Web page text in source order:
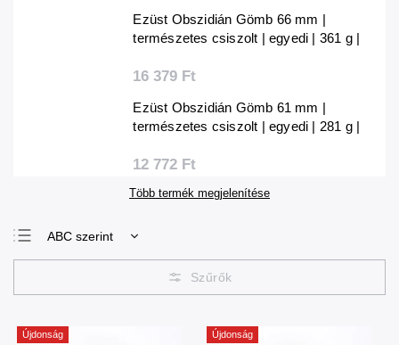
Ezüst Obszidián Gömb 66 mm |
természetes csiszolt | egyedi | 361 g |
16 379 Ft
Ezüst Obszidián Gömb 61 mm |
természetes csiszolt | egyedi | 281 g |
12 772 Ft
Több termék megjelenítése
ABC szerint
Legolcsóbb elöl
Legdrágább
termékek
Újdonság Újdonság